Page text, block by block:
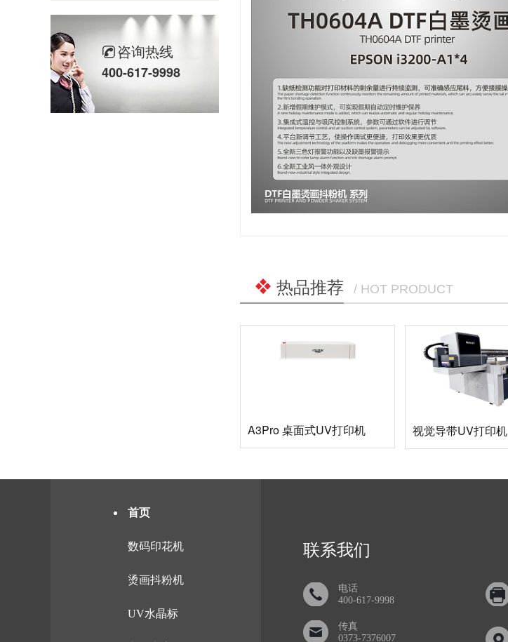
热品推荐 / HOT PRODUCT
A3Pro 桌面式UV打印机 视觉导带UV打印机
咨询热线
400-617-9998
首页
数码印花机
烫画抖粉机
UV水晶标
联系我们
电话
400-617-9998
传真
0373-7376007